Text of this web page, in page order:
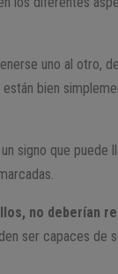
uno al otro,
bien
signo que
no deberían
ser capaces de